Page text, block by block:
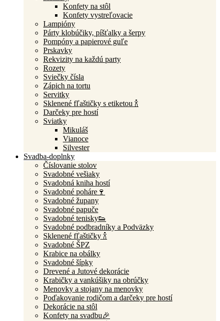
Konfety na stôl
Konfety vystreľovacie
Lampióny
Párty klobúčiky, píšťalky a šerpy
Pompóny a papierové guľe
Prskavky
Rekvizity na každú party
Rozety
Sviečky čísla
Zápich na tortu
Servitky
Sklenené fľaštičky s etiketou 🍾
Darčeky pre hostí
Sviatky
Mikuláš
Vianoce
Silvester
Svadba-doplnky
Číslovanie stolov
Svadobné vešiaky
Svadobná kniha hostí
Svadobné poháre🍷
Svadobné župany
Svadobné papuče
Svadobné tenisky👟
Svadobné podbradníky a Podväzky
Sklenené fľaštičky 🍾
Svadobné ŠPZ
Krabice na obálky
Svadobné šípky
Drevené a Jutové dekorácie
Krabičky a vankúšiky na obrúčky
Menovky a stojany na menovky
Poďakovanie rodičom a darčeky pre hostí
Dekorácie na stôl
Konfety na svadbu🎉